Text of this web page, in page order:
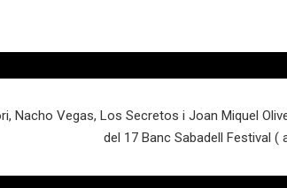
Nacho Vegas, Los Secretos i Joan Miquel
del 17 Banc Sabadell Festival (